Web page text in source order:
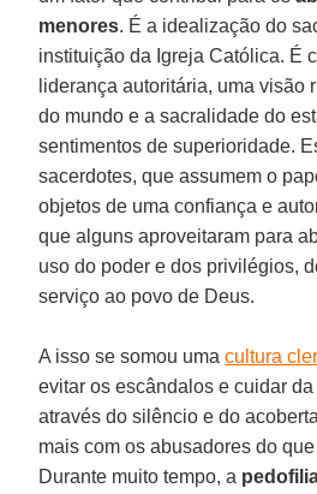
menores. É a idealização do
instituição da Igreja Católica. É
liderança autoritária, uma visão
do mundo e a sacralidade do
sentimentos de superioridade.
sacerdotes, que assumem o
objetos de uma confiança e
que alguns aproveitaram para
uso do poder e dos privilégios,
serviço ao povo de Deus.
A isso se somou umacultura
evitar os escândalos e cuidar
através do silêncio e do
mais com os abusadores do
Durante muito tempo, a